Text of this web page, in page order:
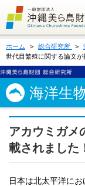
ホーム 総合研究所
世代目繁殖に関する論文が
海洋生
アカウミガメ
載されました
日本は北太平洋に